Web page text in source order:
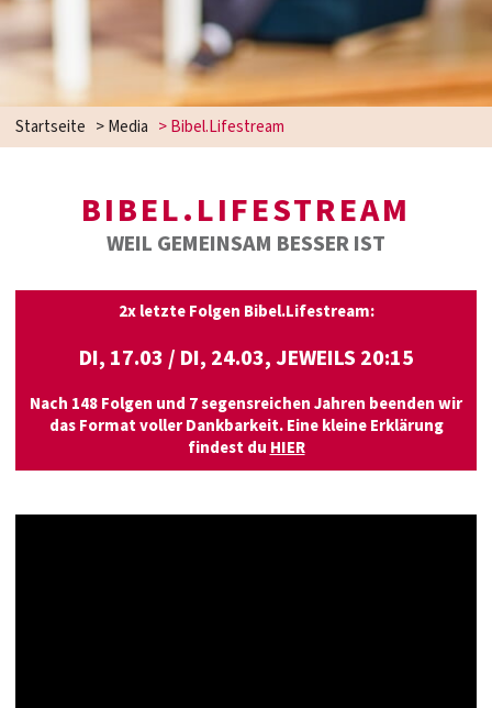
Startseite >Media >Bibel.Lifestream
BIBEL.LIFESTREAM
WEIL GEMEINSAM BESSER IST
2x letzte Folgen Bibel.Lifestream:
DI, 17.03 / DI, 24.03, JEWEILS 20:15
Nach 148 Folgen und 7 segensreichen Jahren beenden wir
das Format voller Dankbarkeit. Eine kleine Erklärung
findest du HIER